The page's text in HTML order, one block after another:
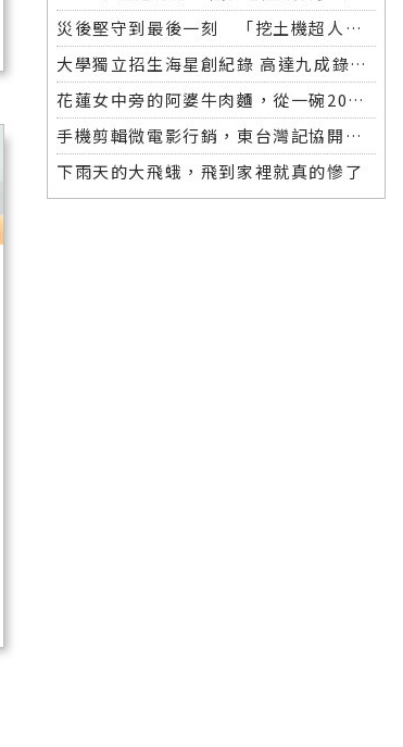
災後堅守到最後一刻 「挖土機超人」因感染離世
大學獨立招生海星創紀錄 高達九成錄取國立大學 東華大學錄取21人 歷年最多
花蓮女中旁的阿婆牛肉麵，從一碗20元的牛肉湯開始到40年不變的人情味
手機剪輯微電影行銷，東台灣記協開班授課獲好評
下雨天的大飛蛾，飛到家裡就真的慘了